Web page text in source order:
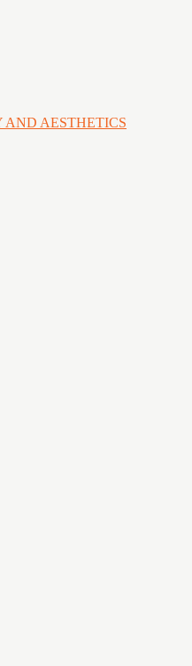
AND AESTHETICS